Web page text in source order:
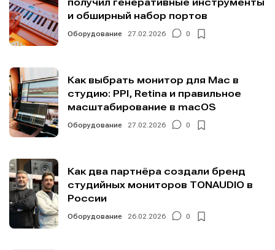
и обширный набор портов
Оборудование 27.02.2026 0
Как выбрать монитор для Mac в
студию: PPI, Retina и правильное
масштабирование в macOS
Оборудование 27.02.2026 0
Как два партнёра создали бренд
студийных мониторов TONAUDIO в
России
Оборудование 26.02.2026 0